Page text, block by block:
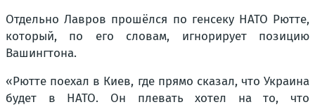
Отдельно Лавров прошёлся по генсеку НАТО Рютте,
который, по его словам, игнорирует позицию
Вашингтона.
«Рютте поехал в Киев, где прямо сказал, что Украина
будет в НАТО. Он плевать хотел на то, что